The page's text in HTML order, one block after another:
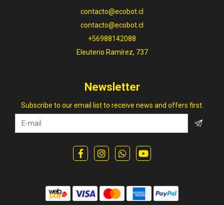
contacto@ecobot.cl
contacto@ecobot.cl
+56988142088
Eleuterio Ramírez, 737
Newsletter
Subscribe to our email list to receive news and offers first.